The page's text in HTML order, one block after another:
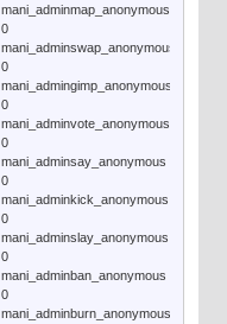
mani_adminmap_anonymous
0
mani_adminswap_anonymous
0
mani_admingimp_anonymous
0
mani_adminvote_anonymous
0
mani_adminsay_anonymous
0
mani_adminkick_anonymous
0
mani_adminslay_anonymous
0
mani_adminban_anonymous
0
mani_adminburn_anonymous